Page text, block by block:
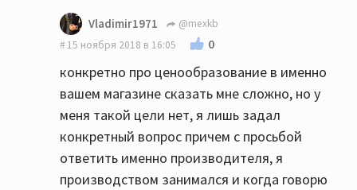
честный ответ на поставленный вопрос как
раз таки интересен
Vladimir1971
@mexkb
15 ноября 2018 в 16:05
0
конкретно про ценообразование в именно
вашем магазине сказать мне сложно, но у
меня такой цели нет, я лишь задал
конкретный вопрос причем с просьбой
ответить именно производителя, я
производством занимался и когда говорю